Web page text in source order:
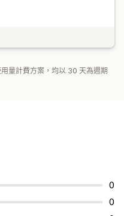
量計費方案，均以 30 天為週期
0
0